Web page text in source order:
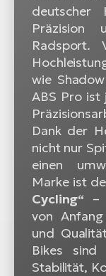
deutscher
Präzision
Radsport.
wie
ABS Pro ist
Dank der
nicht nur
einen
Marke ist
Cycling“ –
von
und
Bikes sind
Stabilität,